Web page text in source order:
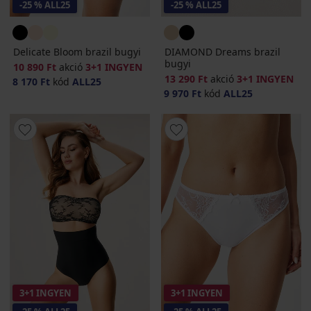
-25 % ALL25
Delicate Bloom brazil bugyi
10 890 Ft akció 3+1 INGYEN
8 170 Ft kód ALL25
-25 % ALL25
DIAMOND Dreams brazil
bugyi
13 290 Ft akció 3+1 INGYEN
9 970 Ft kód ALL25
3+1 INGYEN
3+1 INGYEN